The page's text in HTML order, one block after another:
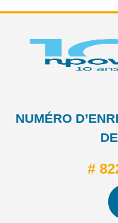
NUMÉRO
#